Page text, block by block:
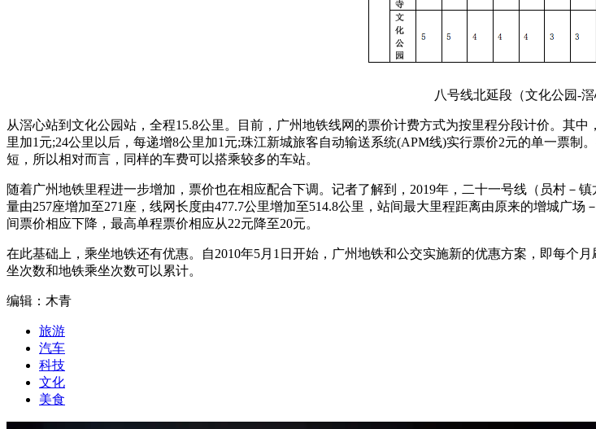
八号线北延段（文化公园-
从滘心站到文化公园站，全程15.8公里。目前，广州地铁线网的票价计费方式为按里程分段计价。其
里加1元;24公里以后，每递增8公里加1元;珠江新城旅客自动输送系统(APM线)实行票价2元的单一票
短，所以相对而言，同样的车费可以搭乘较多的车站。
随着广州地铁里程进一步增加，票价也在相应配合下调。记者了解到，2019年，二十一号线（员村－
量由257座增加至271座，线网长度由477.7公里增加至514.8公里，站间最大里程距离由原来的增城广
间票价相应下降，最高单程票价相应从22元降至20元。
在此基础上，乘坐地铁还有优惠。自2010年5月1日开始，广州地铁和公交实施新的优惠方案，即每个
坐次数和地铁乘坐次数可以累计。
编辑：木青
旅游
汽车
科技
文化
美食